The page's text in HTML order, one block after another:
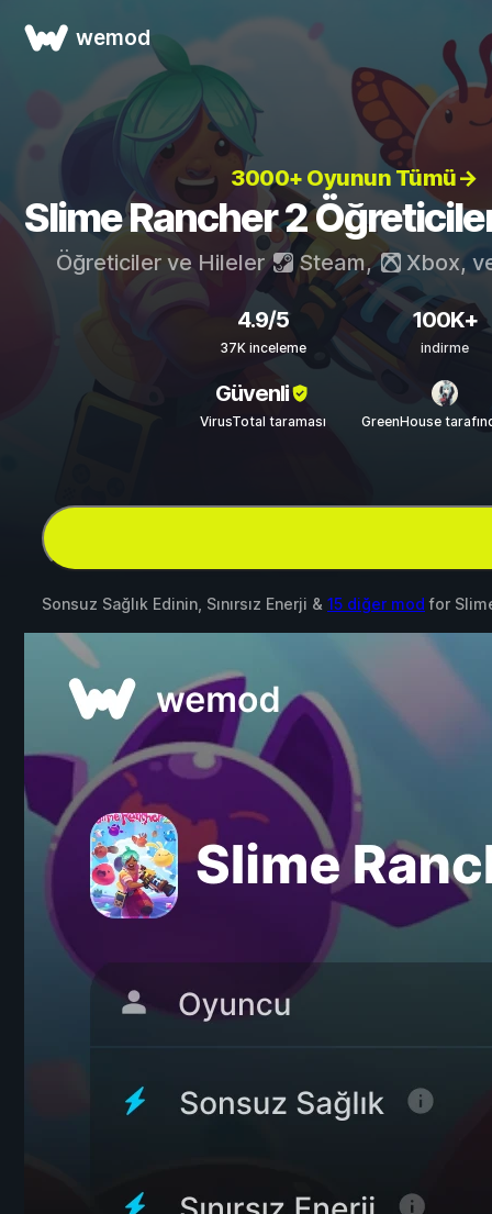
wemod
3000+ Oyunun Tümü→
Slime Rancher 2
Öğreticiler ve Hileler Steam, Xbox,
4.9/5
37K inceleme
100K+
indirme
Güvenli
VirusTotal taraması GreenHouse
Sonsuz Sağlık Edinin, Sınırsız Enerji & 15 diğer mod for